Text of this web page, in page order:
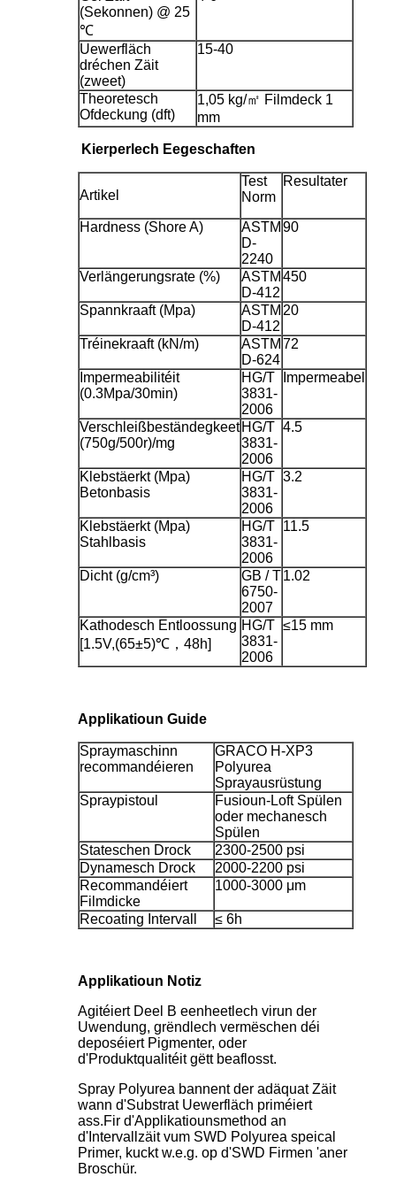
(Sekonnen) @ 25
℃
Uewerfläch
dréchen Zäit
(zweet)
15-40
Theoretesch
Ofdeckung (dft)
1,05 kg/㎡ Filmdeck 1
mm
Kierperlech Eegeschaften
Artikel
Test
Norm
Resultater
Hardness (Shore A)
ASTM
D-
2240
90
Verlängerungsrate (%)
ASTM
D-412
450
Spannkraaft (Mpa)
ASTM
D-412
20
Tréinekraaft (kN/m)
ASTM
D-624
72
Impermeabilitéit
(0.3Mpa/30min)
HG/T
3831-
2006
Impermeabel
Verschleißbeständegkeet
(750g/500r)/mg
HG/T
3831-
2006
4.5
Klebstäerkt (Mpa)
Betonbasis
HG/T
3831-
2006
3.2
Klebstäerkt (Mpa)
Stahlbasis
HG/T
3831-
2006
11.5
Dicht (g/cm³)
GB / T
6750-
2007
1.02
Kathodesch Entloossung
[1.5V,(65±5)℃，48h]
HG/T
3831-
2006
≤15 mm
Applikatioun Guide
Spraymaschinn
recommandéieren
GRACO H-XP3
Polyurea
Sprayausrüstung
Spraypistoul
Fusioun-Loft Spülen
oder mechanesch
Spülen
Stateschen Drock
2300-2500 psi
Dynamesch Drock
2000-2200 psi
Recommandéiert
Filmdicke
1000-3000 μm
Recoating Intervall ≤ 6h
Applikatioun Notiz
Agitéiert Deel B eenheetlech virun der
Uwendung, grëndlech vermëschen déi
deposéiert Pigmenter, oder
d'Produktqualitéit gëtt beaflosst.
Spray Polyurea bannent der adäquat Zäit
wann d'Substrat Uewerfläch priméiert
ass.Fir d'Applikatiounsmethod an
d'Intervallzäit vum SWD Polyurea speical
Primer, kuckt w.e.g. op d'SWD Firmen 'aner
Broschür.